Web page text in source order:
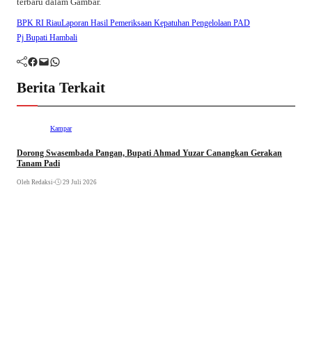
BPK RI RiauLaporan Hasil Pemeriksaan Kepatuhan Pengelolaan PAD
Pj Bupati Hambali
Facebook Mail WhatsApp
Berita Terkait
Kampar
Dorong Swasembada Pangan, Bupati Ahmad Yuzar Canangkan Gerakan
Tanam Padi
Oleh Redaksi • 29 Juli 2026